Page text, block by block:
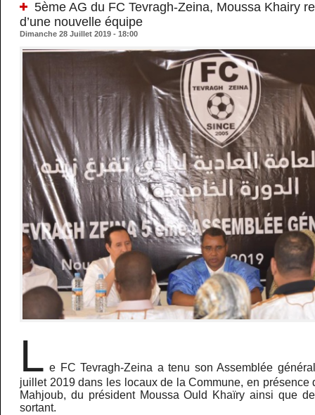
5ème AG du FC Tevragh-Zeina, Moussa Khairy
d’une nouvelle équipe
Dimanche 28 Juillet 2019 - 18:00
L e FC Tevragh-Zeina a tenu son Assemblée
juillet 2019 dans les locaux de la Commune, en présence
Mahjoub, du président Moussa Ould Khaïry ainsi que
sortant.